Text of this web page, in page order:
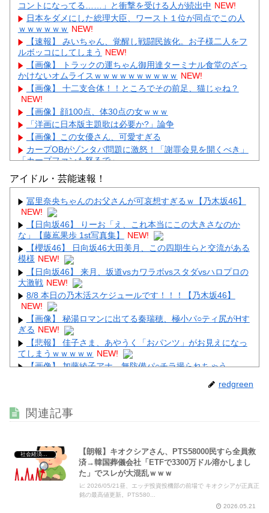
コントになってる……」と衝撃を受ける人が続出中 NEW!
日本をダメにした総理大臣、ワースト１位が同点でこの人
ｗｗｗｗｗｗ NEW!
【速報】 みいちゃん、覚醒し戦闘民族化。お子様二人をフ
ルボッコにしてしまう NEW!
【画像】 トラックの運ちゃん御用達ターミナル食堂のざっ
かけないオムライスｗｗｗｗｗｗｗｗｗｗ NEW!
【画像】 十二支合体！！ところでその前足、猫じゃね？
NEW!
【画像】顔100点、体30点の女ｗｗｗ
「洋画に日本版主題歌は必要か?」論争
【画像】この女優さん、可愛すぎる
カープOBがゾンタバ問題に激怒！「謝罪会見を開くべき」
「カープファンも怒るで」
【画像】顔100点、体30点の女ｗｗｗ
Powered by livedoor 相互RSS
アイドル・芸能速報！
冨里奈央ちゃんのお父さんが可哀想すぎるｗ【乃木坂46】
NEW!
【日向坂46】 りーお「え、これ本当にこの大きさなのか
な」【藤嶌果歩 1st写真集】
NEW!
【櫻坂46】 日向坂46大田美月、この四期生らと交流がある
模様 NEW!
【日向坂46】 来月、坂道vsカワラボvsスタダvsハロプロの
大激戦 NEW!
8/8 本日の乃木活スケジュールです！！！【乃木坂46】
NEW!
【画像】 秘湯ロマンに出てる秦瑞穂、極小パ○ティ尻がHす
ぎる NEW!
【悲報】 佳子さま、あやうく「おパンツ」がお見えになっ
てしまうｗｗｗｗｗ NEW!
【画像】 加藤綾子アナ、無防備パ○チラ撮られちゃう
【動画】 歌舞伎町女子さん、ラブホに行きたすぎてご乱心
【画像】 大久保佳代子さん、やっぱりドスケベだったｗｗ
ｗｗｗｗ NEW!
Powered by livedoor 相互RSS
redgreen
関連記事
【朗報】キオクシアさん、PTS58000民すら全員救
済→韓国葬儀会社「ETFで3300万ドル溶かしまし
た」でスレが大混乱ｗｗｗ
📈 2026/05/21昼、エッヂ投資投機部の前場で キオクシアが正真正
銘の最高値更新。PTS580...
2026.05.21